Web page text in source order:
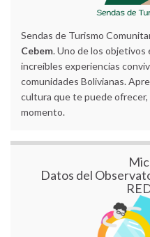
Sendas de Turismo
Cebem. Uno de los objetivos
increíbles experiencias
comunidades Bolivianas.
cultura que te puede
momento.
Datos del